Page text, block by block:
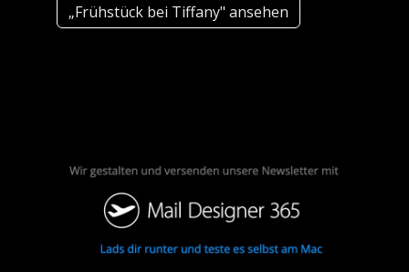
„Frühstück bei Tiffany" ansehen